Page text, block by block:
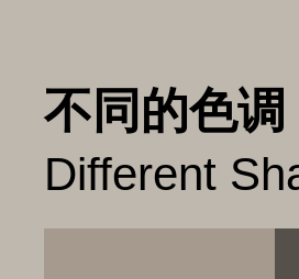
不同的色调
Different